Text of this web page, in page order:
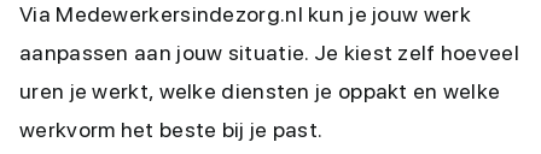
Via Medewerkersindezorg.nl kun je jouw werk
aanpassen aan jouw situatie. Je kiest zelf hoeveel
uren je werkt, welke diensten je oppakt en welke
werkvorm het beste bij je past.